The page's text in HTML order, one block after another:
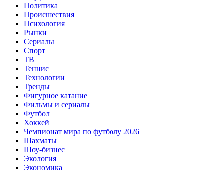
Политика
Происшествия
Психология
Рынки
Сериалы
Спорт
ТВ
Теннис
Технологии
Тренды
Фигурное катание
Фильмы и сериалы
Футбол
Хоккей
Чемпионат мира по футболу 2026
Шахматы
Шоу-бизнес
Экология
Экономика